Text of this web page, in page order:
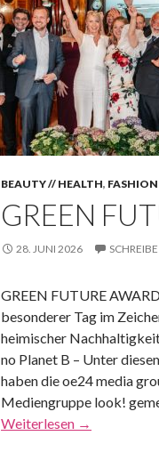
BEAUTY // HEALTH,
GREEN
28. JUNI 2026
GREEN FUTURE
besonderer Tag im
heimischer
no Planet B – Unter
haben die oe24 media
Mediengruppe look!
Weiterlesen →